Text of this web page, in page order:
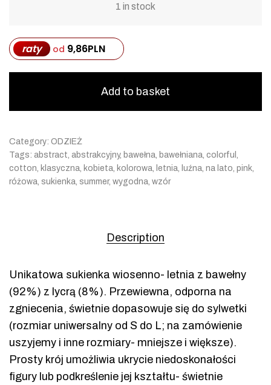
1 in stock
raty od 9,86PLN
Add to basket
Category: ODZIEŻ
Tags: abstract abstrakcyjny, bawełna bawełniana colorful
cotton klasyczna kobieta kolorowa letnia luźna na lato pink
różowa sukienka summer, wygodna wzór
Description
Unikatowa sukienka wiosenno- letnia z bawełny
(92%) z lycrą (8%). Przewiewna, odporna na
zgniecenia, świetnie dopasowuje się do sylwetki
(rozmiar uniwersalny od S do L; na zamówienie
uszyjemy i inne rozmiary- mniejsze i większe).
Prosty krój umożliwia ukrycie niedoskonałości
figury lub podkreślenie jej kształtu- świetnie